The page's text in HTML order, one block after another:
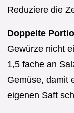
Reduziere die
Doppelte
Gewürze nicht
1,5 fache an
Gemüse, damit
eigenen Saft